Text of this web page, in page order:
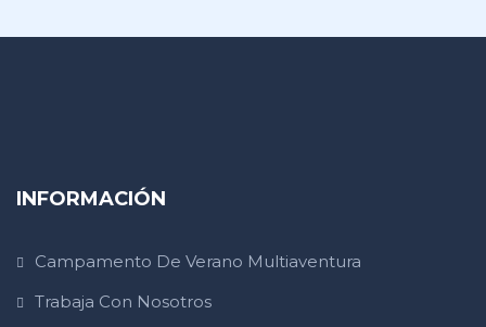
INFORMACIÓN
Campamento De Verano Multiaventura
Trabaja Con Nosotros